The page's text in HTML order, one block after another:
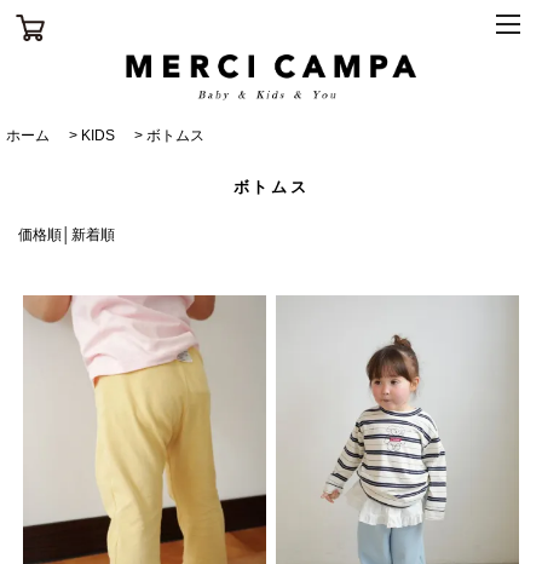
ホーム > KIDS > ボトムス
ボトムス
価格順 新着順